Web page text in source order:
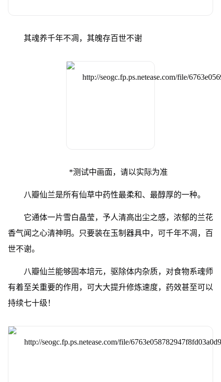
其魂养千年不凋，其魄存百世不谢
*测试中画面，请以实际为准
八瓣仙兰是所有仙草中药性最柔和、最醇厚的一种。
它通体一片雪白晶莹，予人清高出尘之感，浓郁的兰花
香气闻之心清神明。只要装在玉制器具中，可千年不凋，百
世不谢。
八瓣仙兰能够固本培元，驱除体内杂质，对食物系魂师
有着至关重要的作用，可大大提升修炼速度，药效甚至可以
持续七十级！